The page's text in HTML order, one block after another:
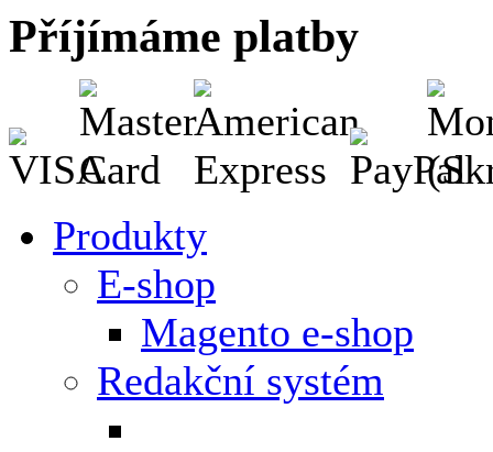
Příjímáme platby
Produkty
E-shop
Magento e-shop
Redakční systém